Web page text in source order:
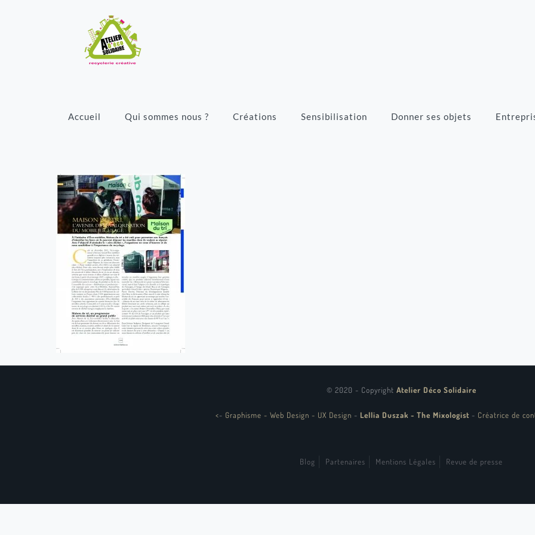
Accueil Qui sommes nous ? Créations Sensibilisation Donner ses objets
© 2020 - Copyright Atelier Déco Solidaire
<- Graphisme - Web Design - UX Design - Lellia Duszak - The Mixologist - Créatrice de
Blog Partenaires Mentions Légales Revue de presse